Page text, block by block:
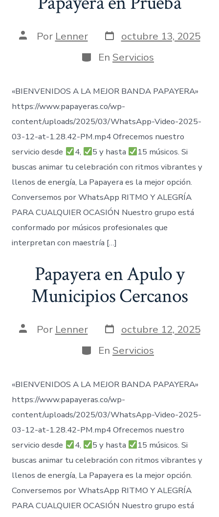
AutorPor Lenner Fecha
de
publicación
octubre 13, 2025
Categorías
En Servicios
«BIENVENIDOS A LA MEJOR BANDA PAPAYERA»
https://www.papayeras.co/wp-
content/uploads/2025/03/WhatsApp-Video-2025-
03-12-at-1.28.42-PM.mp4 Ofrecemos nuestro
servicio desde
4, 5 y hasta
15 músicos. Si
buscas animar tu celebración con ritmos vibrantes y
llenos de energía, La Papayera es la mejor opción.
Conversemos por WhatsApp RITMO Y ALEGRÍA
PARA CUALQUIER OCASIÓN Nuestro grupo está
conformado por músicos profesionales que
interpretan con maestría […]
Papayera en Apulo y
Municipios Cercanos
AutorPor Lenner Fecha
de
publicación
octubre 12, 2025
Categorías
En Servicios
«BIENVENIDOS A LA MEJOR BANDA PAPAYERA»
https://www.papayeras.co/wp-
content/uploads/2025/03/WhatsApp-Video-2025-
03-12-at-1.28.42-PM.mp4 Ofrecemos nuestro
servicio desde
4, 5 y hasta
15 músicos. Si
buscas animar tu celebración con ritmos vibrantes y
llenos de energía, La Papayera es la mejor opción.
Conversemos por WhatsApp RITMO Y ALEGRÍA
PARA CUALQUIER OCASIÓN Nuestro grupo está